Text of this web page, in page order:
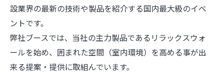
設業界の最新の技術や製品を紹介する国内最大級のイベ
ントです。
弊社ブースでは、当社の主力製品であるリラックスウォ
ールを始め、囲まれた空間（室内環境）を高める事が出
来る提案・提供に取組んでいます。